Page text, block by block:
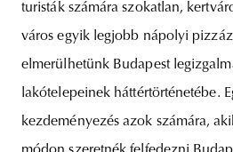
turisták számára szokatlan,
város egyik legjobb nápolyi
elmerülhetünk Budapest
lakótelepeinek háttértörténetébe.
kezdeményezés azok számára,